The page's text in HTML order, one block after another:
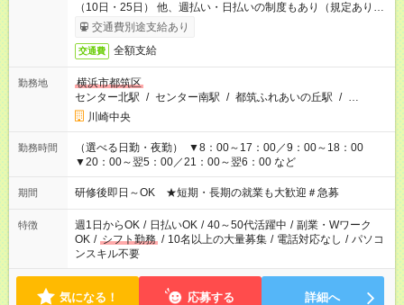
（10日・25日） 他、週払い・日払いの制度もあり（規定あり）
＃日収1万円以上
交通費別途支給あり
交通費 全額支給
勤務地
横浜市都筑区
センター北駅 / センター南駅 / 都筑ふれあいの丘駅 / …
川崎中央
勤務時間
（選べる日勤・夜勤） ▼8：00～17：00／9：00～18：00
▼20：00～翌5：00／21：00～翌6：00 など
期間 研修後即日～OK ★短期・長期の就業も大歓迎＃急募
特徴 週1日からOK / 日払いOK / 40～50代活躍中 / 副業・Wワーク
OK / シフト勤務 / 10名以上の大量募集 / 電話対応なし / パソコ
ンスキル不要
気になる！ 応募する 詳細へ